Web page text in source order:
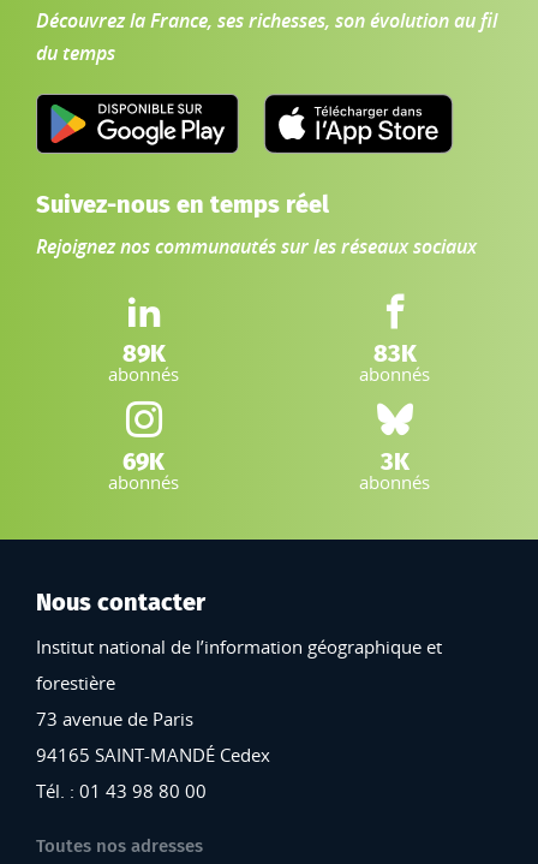
Découvrez la France, ses richesses, son évolution au fil
du temps
Suivez-nous en temps réel
Rejoignez nos communautés sur les réseaux sociaux
LinkedIn IGN :
89K
abonnés
Facebook IGN :
83K
abonnés
Instagram IGN :
69K
abonnés
Bluesky :
3K
abonnés
Nous contacter
Institut national de l’information géographique et
forestière
73 avenue de Paris
94165 SAINT-MANDÉ Cedex
Tél. : 01 43 98 80 00
Toutes nos adresses